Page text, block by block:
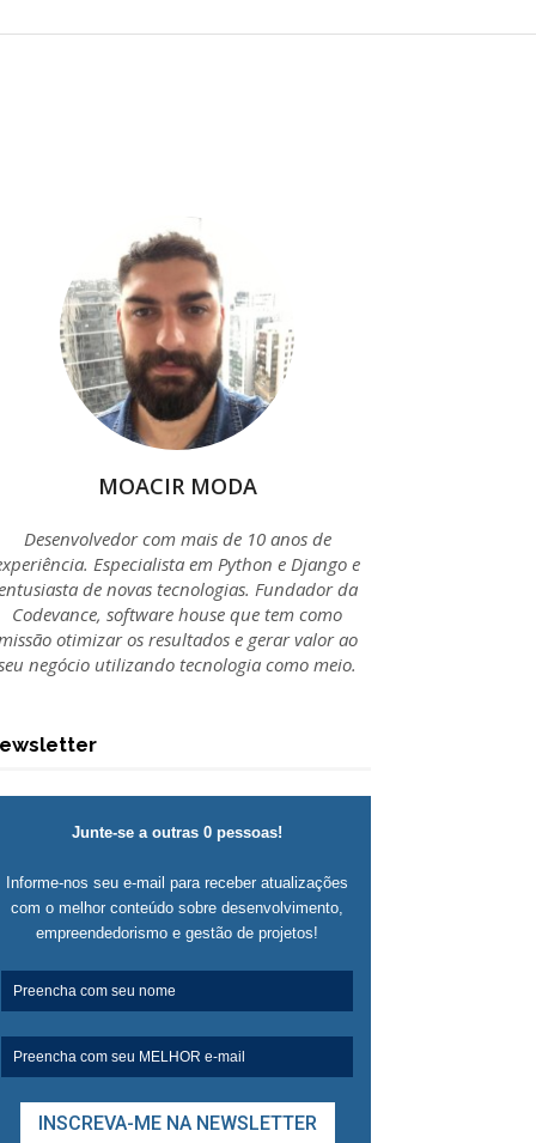
MOACIR MODA
Desenvolvedor com mais de 10 anos de
Especialista em Python e Django e
de novas tecnologias. Fundador da
Codevance, software house que tem como
otimizar os resultados e gerar valor ao
negócio utilizando tecnologia como meio.
Junte-se a outras 0 pessoas!
Informe-nos seu e-mail para receber atualizações
com o melhor conteúdo sobre desenvolvimento,
empreendedorismo e gestão de projetos!